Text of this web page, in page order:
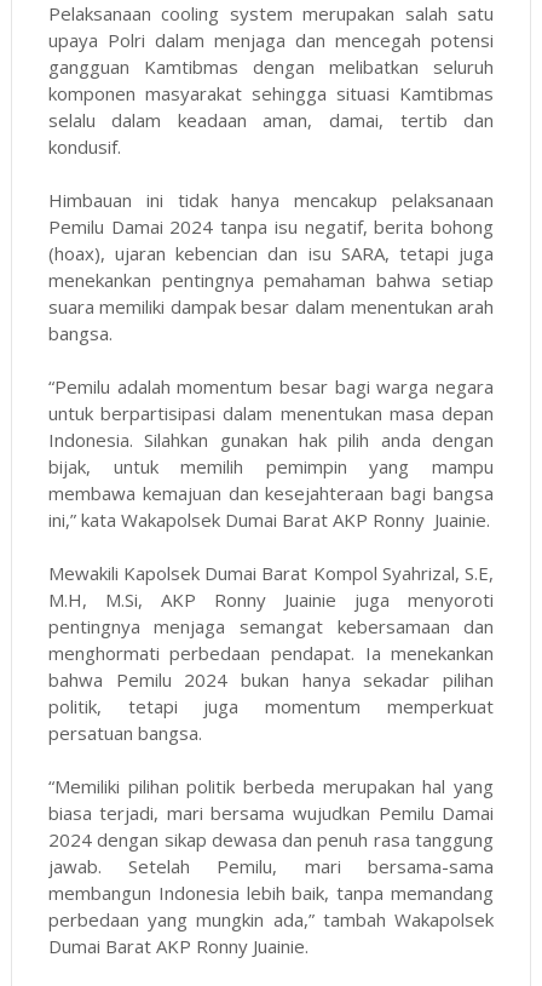
Pelaksanaan cooling system merupakan salah satu
upaya Polri dalam menjaga dan mencegah potensi
gangguan Kamtibmas dengan melibatkan seluruh
komponen masyarakat sehingga situasi Kamtibmas
selalu dalam keadaan aman, damai, tertib dan
kondusif.
Himbauan ini tidak hanya mencakup pelaksanaan
Pemilu Damai 2024 tanpa isu negatif, berita bohong
(hoax), ujaran kebencian dan isu SARA, tetapi juga
menekankan pentingnya pemahaman bahwa setiap
suara memiliki dampak besar dalam menentukan arah
bangsa.
“Pemilu adalah momentum besar bagi warga negara
untuk berpartisipasi dalam menentukan masa depan
Indonesia. Silahkan gunakan hak pilih anda dengan
bijak, untuk memilih pemimpin yang mampu
membawa kemajuan dan kesejahteraan bagi bangsa
ini,” kata Wakapolsek Dumai Barat AKP Ronny Juainie.
Mewakili Kapolsek Dumai Barat Kompol Syahrizal, S.E,
M.H, M.Si, AKP Ronny Juainie juga menyoroti
pentingnya menjaga semangat kebersamaan dan
menghormati perbedaan pendapat. Ia menekankan
bahwa Pemilu 2024 bukan hanya sekadar pilihan
politik, tetapi juga momentum memperkuat
persatuan bangsa.
“Memiliki pilihan politik berbeda merupakan hal yang
biasa terjadi, mari bersama wujudkan Pemilu Damai
2024 dengan sikap dewasa dan penuh rasa tanggung
jawab. Setelah Pemilu, mari bersama-sama
membangun Indonesia lebih baik, tanpa memandang
perbedaan yang mungkin ada,” tambah Wakapolsek
Dumai Barat AKP Ronny Juainie.